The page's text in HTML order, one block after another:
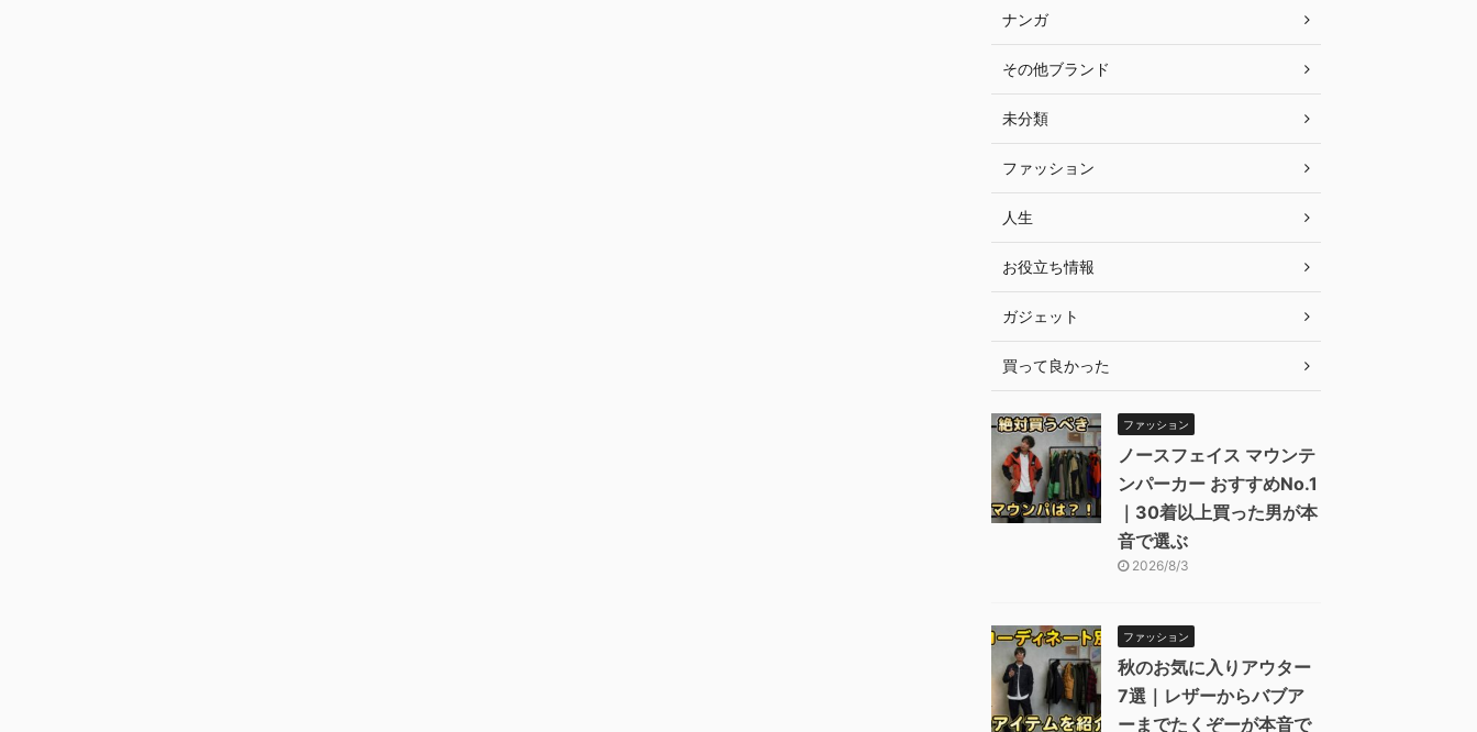
ナンガ
その他ブランド
未分類
ファッション
人生
お役立ち情報
ガジェット
買って良かった
ファッション
ノースフェイス マウンテ
ンパーカー おすすめNo.1
｜30着以上買った男が本
音で選ぶ
2026/8/3
ファッション
秋のお気に入りアウター
7選｜レザーからバブア
ーまでたくぞーが本音で